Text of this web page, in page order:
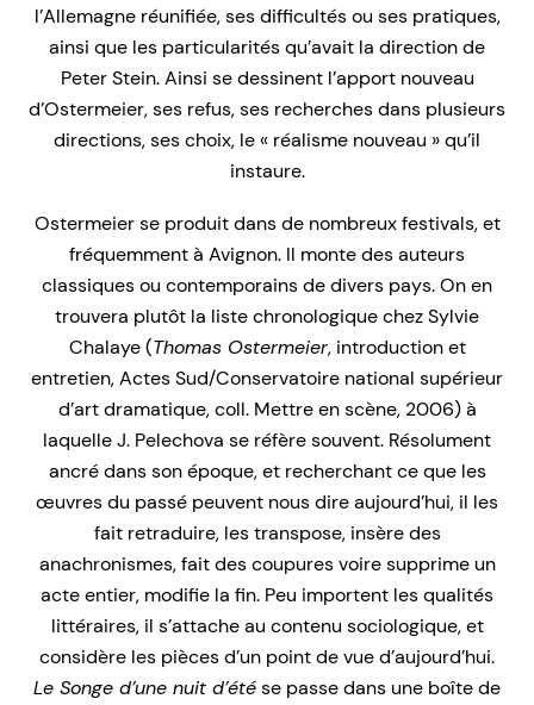
l’Allemagne réunifiée, ses difficultés ou ses pratiques,
ainsi que les particularités qu’avait la direction de
Peter Stein. Ainsi se dessinent l’apport nouveau
d’Ostermeier, ses refus, ses recherches dans plusieurs
directions, ses choix, le « réalisme nouveau » qu’il
instaure.
Ostermeier se produit dans de nombreux festivals, et
fréquemment à Avignon. Il monte des auteurs
classiques ou contemporains de divers pays. On en
trouvera plutôt la liste chronologique chez Sylvie
Chalaye (Thomas Ostermeier, introduction et
entretien, Actes Sud/Conservatoire national supérieur
d’art dramatique, coll. Mettre en scène, 2006) à
laquelle J. Pelechova se réfère souvent. Résolument
ancré dans son époque, et recherchant ce que les
œuvres du passé peuvent nous dire aujourd’hui, il les
fait retraduire, les transpose, insère des
anachronismes, fait des coupures voire supprime un
acte entier, modifie la fin. Peu importent les qualités
littéraires, il s’attache au contenu sociologique, et
considère les pièces d’un point de vue d’aujourd’hui.
Le Songe d’une nuit d’étése passe dans une boîte de